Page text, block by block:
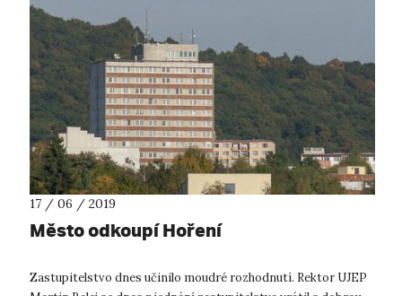
17 / 06 / 2019
Město odkoupí Hoření
Zastupitelstvo dnes učinilo moudré rozhodnutí. Rektor UJEP